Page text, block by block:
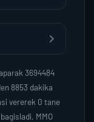
3694484
8853 dakika
vererek 0 tane
MMO